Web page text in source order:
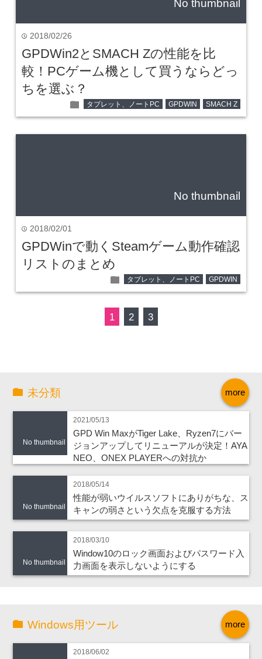
No thumbnail
time 2018/02/26
GPDWin2とSMACH Zの性能を比
較！PCゲーム機として買うならどっ
ちを選ぶ？
folder タブレット、ノートPC GPDWIN SMACH Z
No thumbnail
time 2018/02/01
GPDWinで動くSteamゲーム動作確認
リストのまとめ
folder タブレット、ノートPC GPDWIN
1 2 3
more
未分類
No thumbnail
2021/05/13
GPD Win MaxがTiger Lake、Ryzen7にバー
ジョンアップしてリニューアルが決定！AYA
NEO、ONEX PLAYERへの対抗か
No thumbnail
2018/05/14
性能が弱いウイルスソフトにありがちな、ス
キャンの弱さという欠点を克服する方法
No thumbnail
2018/03/10
Window10のロック画面およびパスワード入
力画面を表示しないようにする
more
Windows用ツール
2018/06/02